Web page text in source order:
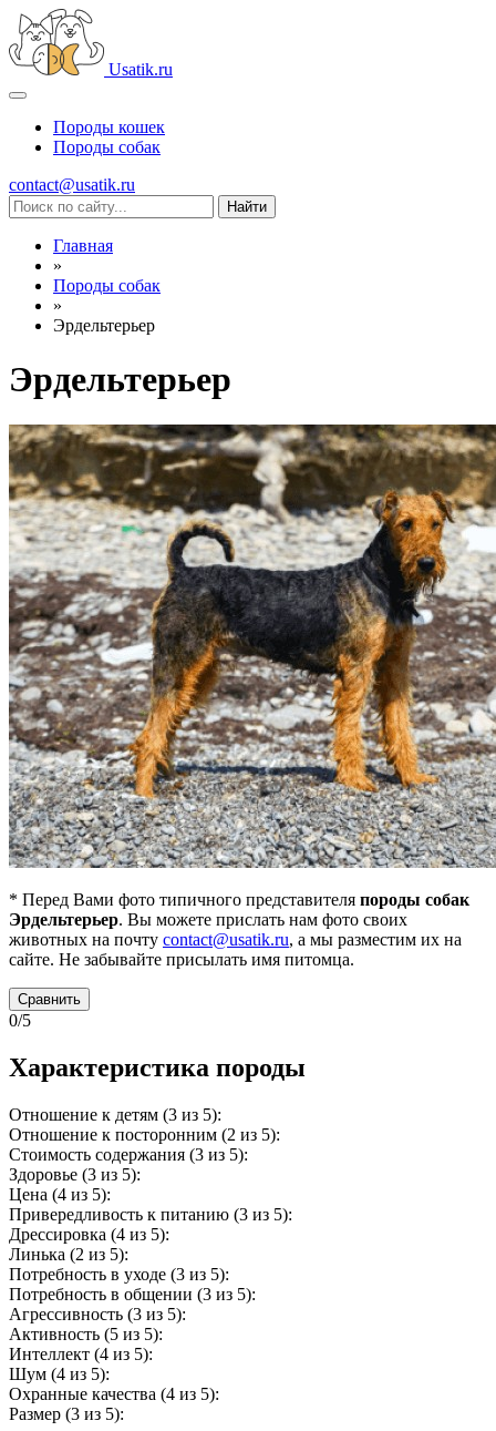
Usatik.ru
Породы кошек
Породы собак
contact@usatik.ru
Главная
»
Породы собак
»
Эрдельтерьер
Эрдельтерьер
* Перед Вами фото типичного представителя породы собак
Эрдельтерьер. Вы можете прислать нам фото своих
животных на почту contact@usatik.ru, а мы разместим их на
сайте. Не забывайте присылать имя питомца.
Сравнить
0/5
Характеристика породы
Отношение к детям (3 из 5):
Отношение к посторонним (2 из 5):
Стоимость содержания (3 из 5):
Здоровье (3 из 5):
Цена (4 из 5):
Привередливость к питанию (3 из 5):
Дрессировка (4 из 5):
Линька (2 из 5):
Потребность в уходе (3 из 5):
Потребность в общении (3 из 5):
Агрессивность (3 из 5):
Активность (5 из 5):
Интеллект (4 из 5):
Шум (4 из 5):
Охранные качества (4 из 5):
Размер (3 из 5):